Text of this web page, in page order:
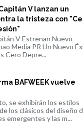
V lanzan un
la tristeza con
V Estrenan Nuevo
Media PR Un Nuevo
Cero Depre...
BAFWEEK vuelve
se exhibirán los estilos
los clásicos del diseño
emergentes y las m...